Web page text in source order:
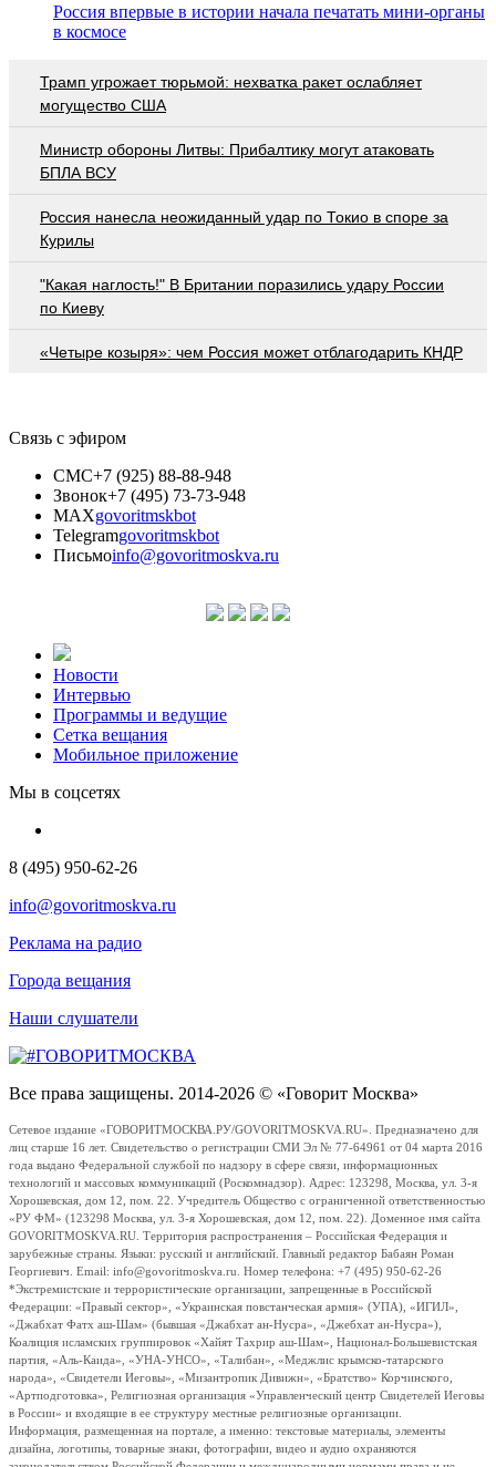
Россия впервые в истории начала печатать мини-органы
в космосе
Трамп угрожает тюрьмой: нехватка ракет ослабляет
могущество США
Министр обороны Литвы: Прибалтику могут атаковать
БПЛА ВСУ
Россия нанесла неожиданный удар по Токио в споре за
Курилы
"Какая наглость!" В Британии поразились удару России
по Киеву
«Четыре козыря»: чем Россия может отблагодарить КНДР
Связь с эфиром
СМС+7 (925) 88-88-948
Звонок+7 (495) 73-73-948
MAXgovoritmskbot
Telegramgovoritmskbot
Письмоinfo@govoritmoskva.ru
Новости
Интервью
Программы и ведущие
Сетка вещания
Мобильное приложение
Мы в соцсетях
8 (495) 950-62-26
info@govoritmoskva.ru
Реклама на радио
Города вещания
Наши слушатели
Все права защищены. 2014-2026 © «Говорит Москва»
Сетевое издание «ГОВОРИТМОСКВА.РУ/GOVORITMOSKVA.RU». Предназначено для
лиц старше 16 лет. Свидетельство о регистрации СМИ Эл № 77-64961 от 04 марта 2016
года выдано Федеральной службой по надзору в сфере связи, информационных
технологий и массовых коммуникаций (Роскомнадзор). Адрес: 123298, Москва, ул. 3-я
Хорошевская, дом 12, пом. 22. Учредитель Общество с ограниченной ответственностью
«РУ ФМ» (123298 Москва, ул. 3-я Хорошевская, дом 12, пом. 22). Доменное имя сайта
GOVORITMOSKVA.RU. Территория распространения – Российская Федерация и
зарубежные страны. Языки: русский и английский. Главный редактор Бабаян Роман
Георгиевич. Email: info@govoritmoskva.ru. Номер телефона: +7 (495) 950-62-26
*Экстремистские и террористические организации, запрещенные в Российской
Федерации: «Правый сектор», «Украинская повстанческая армия» (УПА), «ИГИЛ»,
«Джабхат Фатх аш-Шам» (бывшая «Джабхат ан-Нусра», «Джебхат ан-Нусра»),
Коалиция исламских группировок «Хайят Тахрир аш-Шам», Национал-Большевистская
партия, «Аль-Каида», «УНА-УНСО», «Талибан», «Меджлис крымско-татарского
народа», «Свидетели Иеговы», «Мизантропик Дивижн», «Братство» Корчинского,
«Артподготовка», Религиозная организация «Управленческий центр Свидетелей Иеговы
в России» и входящие в ее структуру местные религиозные организации.
Информация, размещенная на портале, а именно: текстовые материалы, элементы
дизайна, логотипы, товарные знаки, фотографии, видео и аудио охраняются